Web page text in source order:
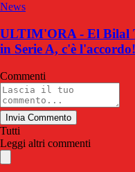
News
ULTIM'ORA - El Bilal
in Serie A, c'è
Commenti
Invia Commento
Tutti
Leggi altri commenti